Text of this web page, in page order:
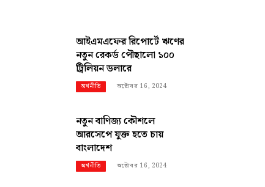
আইএমএফের রিপোর্টে ঋণের
নতুন রেকর্ড পৌছালো ১০০
ট্রিলিয়ন ডলারে
অর্থনীতি অক্টোবর 16, 2024
নতুন বাণিজ্য কৌশলে
আরসেপে যুক্ত হতে চায়
বাংলাদেশ
অর্থনীতি অক্টোবর 16, 2024